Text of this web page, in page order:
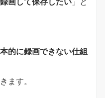
的に録画できない仕組
ます。